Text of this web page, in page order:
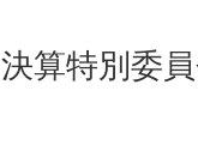
決算特別委